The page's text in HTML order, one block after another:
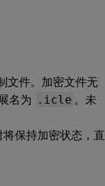
文件。加密文件无
名为
.icle 。未
将保持加密状态，直